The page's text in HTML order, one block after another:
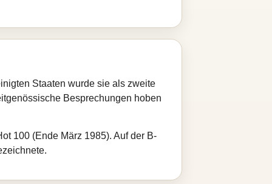
Staaten wurde sie als zweite
Besprechungen hoben
100 (Ende März 1985). Auf der B-